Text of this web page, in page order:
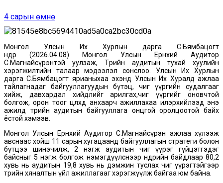
4 сарын өмнө
Монгол Улсын Их Хурлын дарга С.Бямбацогт
өнөөдөр (2026.04.08) Монгол Улсын Ерөнхий Аудитор
С.Магнайсүрэнтэй уулзаж, Төрийн аудитын тухай хуулийн
хэрэгжилтийн талаар мэдээлэл сонслоо. Улсын Их Хурлын
дарга С.Бямбацогт ярианыхаа эхэнд Улсын Их Хуралд ажлаа
тайлагнадаг байгууллагуудын бүтэц, чиг үүргийн судалгааг
хийж, давхардал хийдлийг арилгах,чиг үүргийг оновчтой
болгож, орон тоог цөөлөхөд анхаарч ажиллахаа илэрхийлээд энэ
ажилд төрийн аудитын байгууллага онцгой оролцоотой байх
ёстой хэмээв.
Монгол Улсын Ерөнхий Аудитор С.Магнайсүрэн ажлаа хүлээж
авснаас хойш 11 сарын хугацаанд байгууллагын стратеги болон
бүтцээ шинэчилж, 2 нэгж аудитын чиг үүрэг гүйцэтгэдэг
байсныг 5 нэгж болгож нэмэгдүүлснээр өнөөдрийн байдлаар 80,2
хувь нь аудитын 19,8 хувь нь дэмжин туслах чиг үүрэгтэйгээр
төрийн хяналтын үйл ажиллагааг хэрэгжүүлж байгаа юм байна.